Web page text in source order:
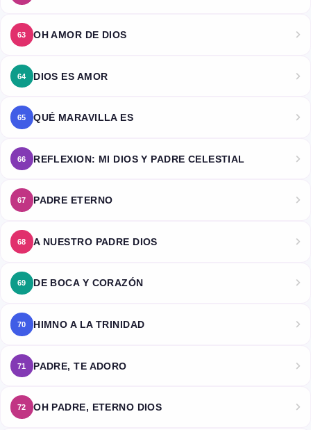
63 OH AMOR DE DIOS
64 DIOS ES AMOR
65 QUÉ MARAVILLA ES
66 REFLEXION: MI DIOS Y PADRE CELESTIAL
67 PADRE ETERNO
68 A NUESTRO PADRE DIOS
69 DE BOCA Y CORAZÓN
70 HIMNO A LA TRINIDAD
71 PADRE, TE ADORO
72 OH PADRE, ETERNO DIOS